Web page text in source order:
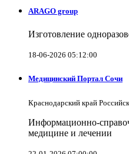
ARAGO group
Изготовление
18-06-2026 05:12:00
Медицинский Портал Сочи
Краснодарский край
Информационно-
медицине и лечении